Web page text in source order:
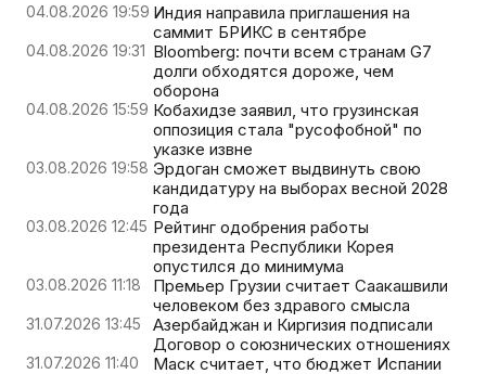
04.08.2026 19:59 Индия направила приглашения на
саммит БРИКС в сентябре
04.08.2026 19:31 Bloomberg: почти всем странам G7
долги обходятся дороже, чем
оборона
04.08.2026 15:59 Кобахидзе заявил, что грузинская
оппозиция стала "русофобной" по
указке извне
03.08.2026 19:58 Эрдоган сможет выдвинуть свою
кандидатуру на выборах весной 2028
года
03.08.2026 12:45 Рейтинг одобрения работы
президента Республики Корея
опустился до минимума
03.08.2026 11:18
Премьер Грузии считает Саакашвили
человеком без здравого смысла
31.07.2026 13:45
Азербайджан и Киргизия подписали
Договор о союзнических отношениях
31.07.2026 11:40
Маск считает, что бюджет Испании